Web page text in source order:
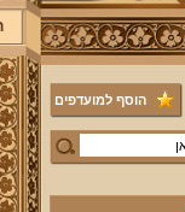
הוסף למועדפים